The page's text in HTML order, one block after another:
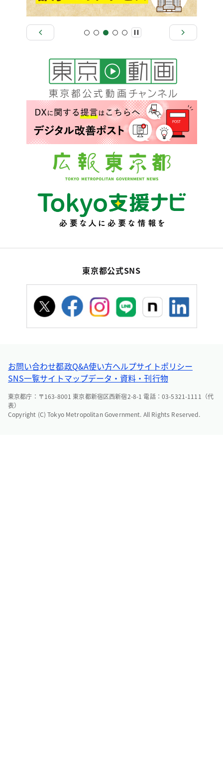
東京都公式SNS
お問い合わせ都政Q&A使い方ヘルプサイトポリシー
SNS一覧サイトマップデータ・資料・刊行物
東京都庁：〒163-8001 東京都新宿区西新宿2-8-1 電話：03-5321-1111（代
表）
Copyright (C) Tokyo Metropolitan Government. All Rights Reserved.